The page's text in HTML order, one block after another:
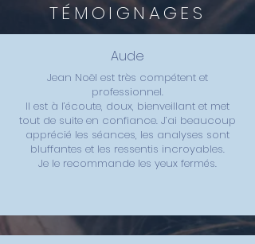
TÉMOIGNAGES
Aude
Jean Noël est très compétent et
professionnel.
Il est à l’écoute, doux, bienveillant et met
tout de suite en confiance. J’ai beaucoup
apprécié les séances, les analyses sont
bluffantes et les ressentis incroyables.
Je le recommande les yeux fermés.